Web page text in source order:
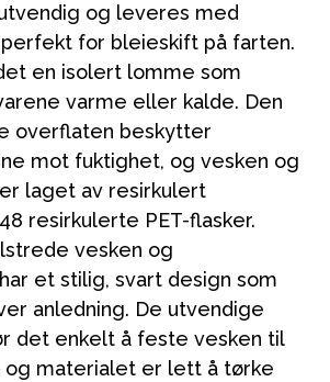
og leveres med
for bleieskift på farten.
en isolert lomme som
varme eller kalde. Den
overflaten beskytter
mot fuktighet, og vesken og
laget av resirkulert
resirkulerte PET-flasker.
vesken og
et stilig, svart design som
anledning. De utvendige
det enkelt å feste vesken til
og materialet er lett å tørke